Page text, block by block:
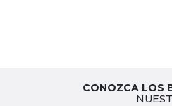
CONOZCA LOS